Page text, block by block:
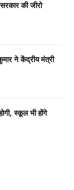
की जीरो
ने केंद्रीय मंत्री
स्कूल भी होंगे